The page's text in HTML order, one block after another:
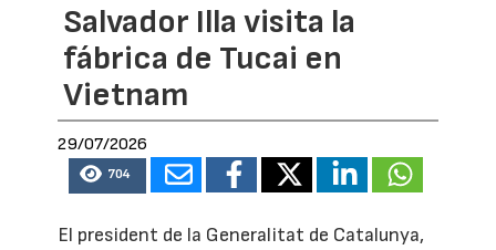
Salvador Illa visita la
fábrica de Tucai en
Vietnam
29/07/2026
704
El president de la Generalitat de Catalunya,